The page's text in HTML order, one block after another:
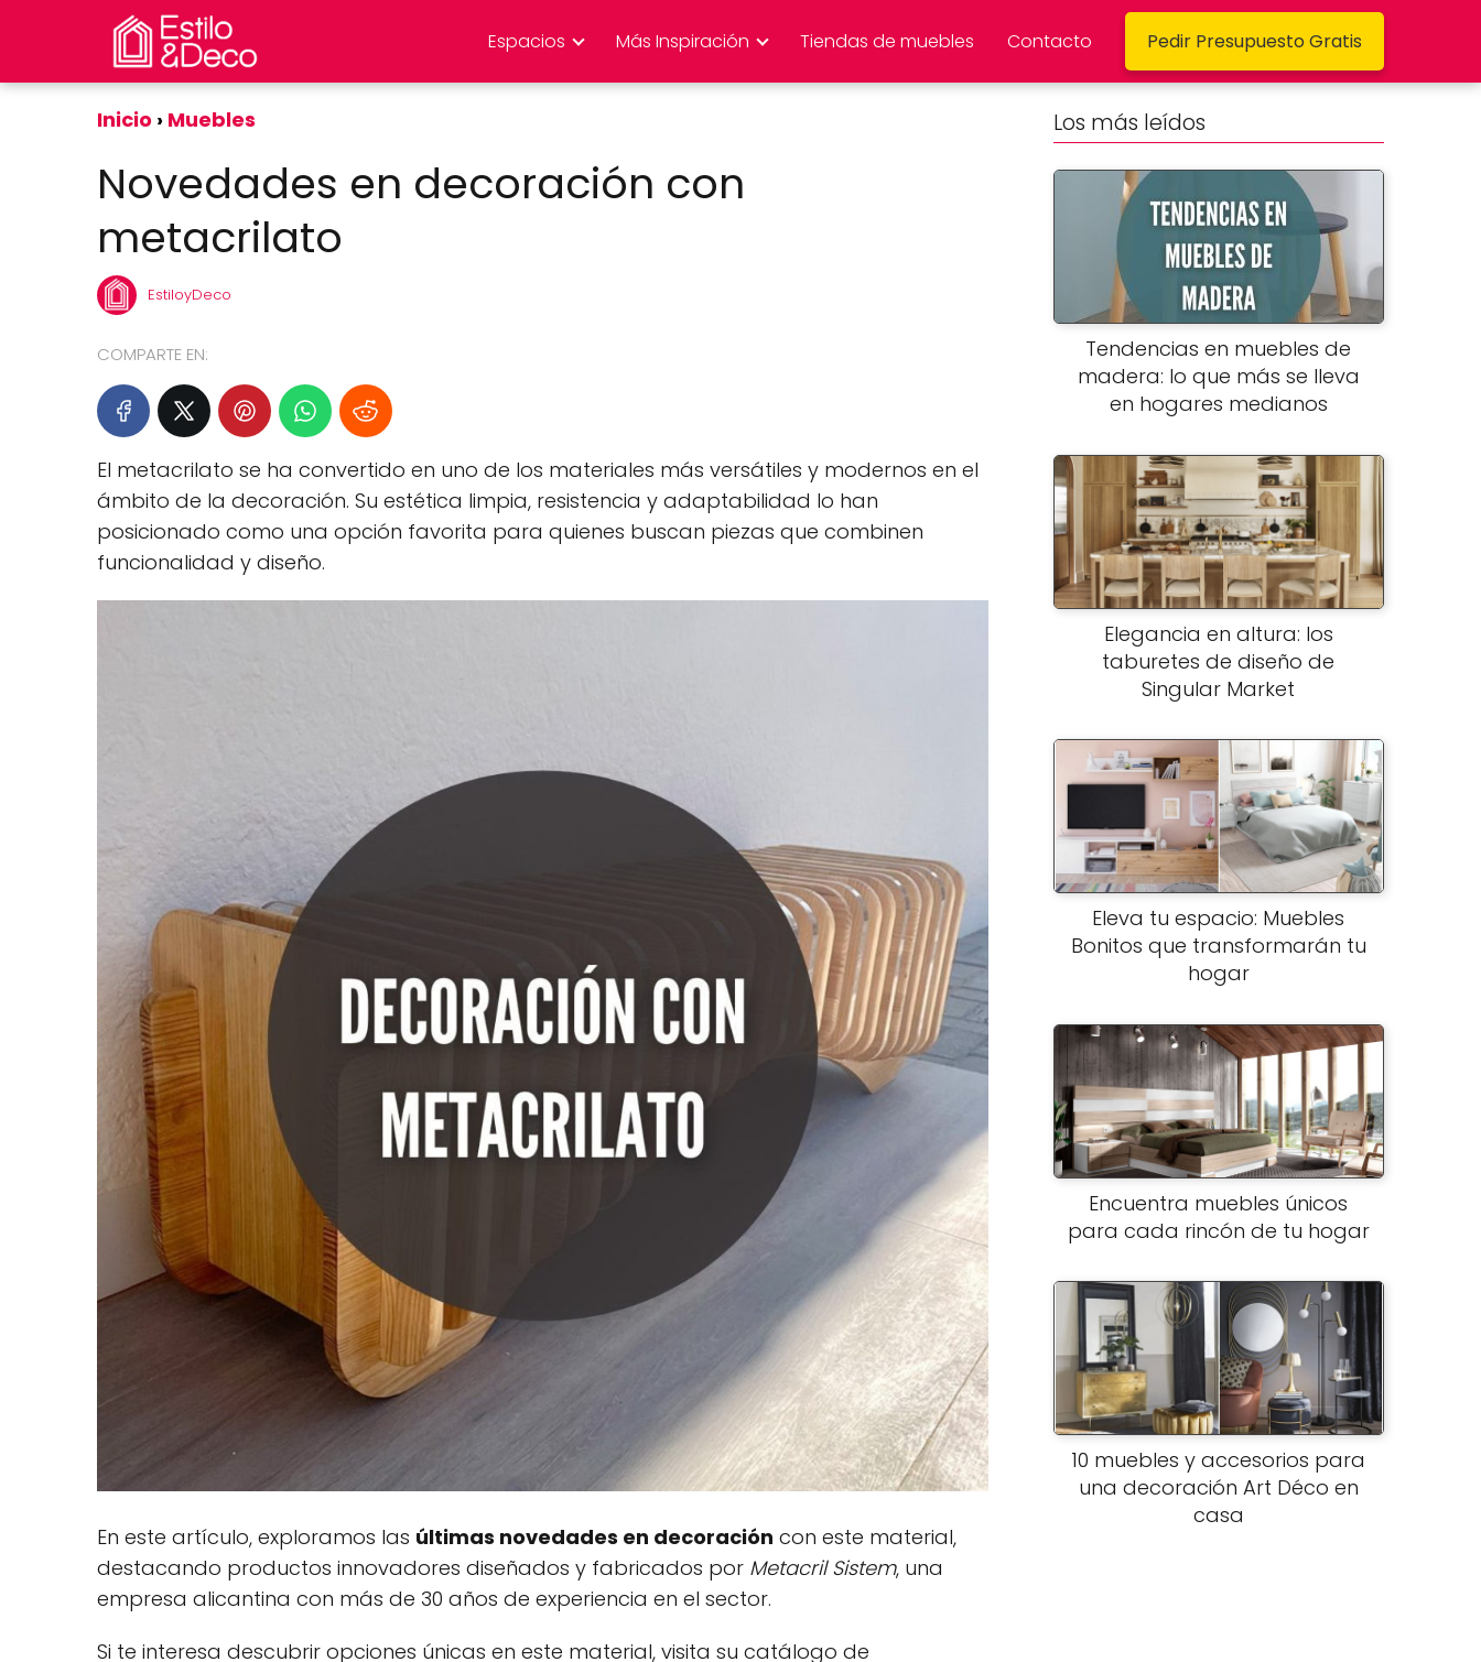
Espacios Más Inspiración Tiendas de muebles Contacto Pedir Presupuesto Gratis
Inicio Muebles
Novedades en decoración con
metacrilato
EstiloyDeco
COMPARTE EN:
El metacrilato se ha convertido en uno de los materiales más versátiles y modernos en el
ámbito de la decoración. Su estética limpia, resistencia y adaptabilidad lo han
posicionado como una opción favorita para quienes buscan piezas que combinen
funcionalidad y diseño.
En este artículo, exploramos las últimas novedades en decoración con este material,
destacando productos innovadores diseñados y fabricados por Metacril Sistem, una
empresa alicantina con más de 30 años de experiencia en el sector.
Si te interesa descubrir opciones únicas en este material, visita su catálogo de
Los más leídos
Tendencias en muebles de
madera: lo que más se lleva
en hogares medianos
Elegancia en altura: los
taburetes de diseño de
Singular Market
Eleva tu espacio: Muebles
Bonitos que transformarán tu
hogar
Encuentra muebles únicos
para cada rincón de tu hogar
10 muebles y accesorios para
una decoración Art Déco en
casa